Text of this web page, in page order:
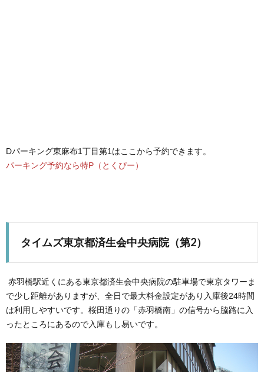
Dパーキング東麻布1丁目第1はここから予約できます。
パーキング予約なら特P（とくぴー）
タイムズ東京都済生会中央病院（第2）
赤羽橋駅近くにある東京都済生会中央病院の駐車場で東京タワーま
で少し距離がありますが、全日で最大料金設定があり入庫後24時間
は利用しやすいです。桜田通りの「赤羽橋南」の信号から脇路に入
ったところにあるので入庫もし易いです。